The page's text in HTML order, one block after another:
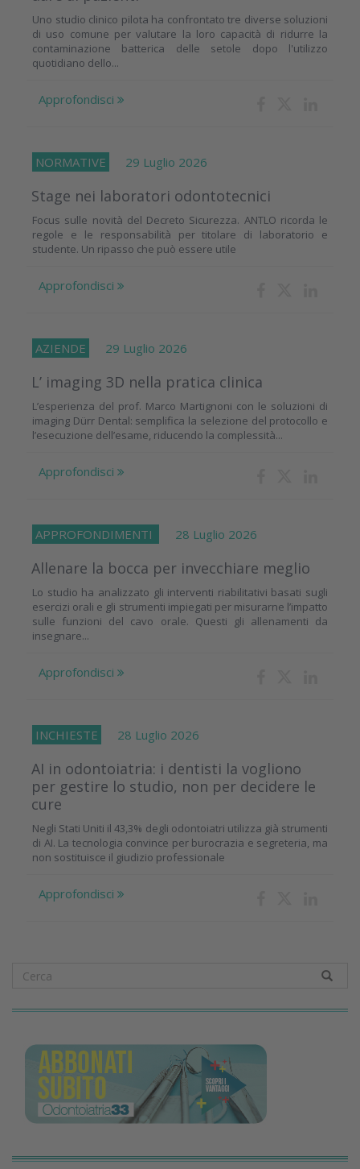
Uno studio clinico pilota ha confrontato tre diverse soluzioni
di uso comune per valutare la loro capacità di ridurre la
contaminazione batterica delle setole dopo l'utilizzo
quotidiano dello...
Approfondisci
NORMATIVE 29 Luglio 2026
Stage nei laboratori odontotecnici
Focus sulle novità del Decreto Sicurezza. ANTLO ricorda le
regole e le responsabilità per titolare di laboratorio e
studente. Un ripasso che può essere utile
Approfondisci
AZIENDE 29 Luglio 2026
L’ imaging 3D nella pratica clinica
L’esperienza del prof. Marco Martignoni con le soluzioni di
imaging Dürr Dental: semplifica la selezione del protocollo e
l’esecuzione dell’esame, riducendo la complessità...
Approfondisci
APPROFONDIMENTI 28 Luglio 2026
Allenare la bocca per invecchiare meglio
Lo studio ha analizzato gli interventi riabilitativi basati sugli
esercizi orali e gli strumenti impiegati per misurarne l’impatto
sulle funzioni del cavo orale. Questi gli allenamenti da
insegnare...
Approfondisci
INCHIESTE 28 Luglio 2026
AI in odontoiatria: i dentisti la vogliono
per gestire lo studio, non per decidere le
cure
Negli Stati Uniti il 43,3% degli odontoiatri utilizza già strumenti
di AI. La tecnologia convince per burocrazia e segreteria, ma
non sostituisce il giudizio professionale
Approfondisci